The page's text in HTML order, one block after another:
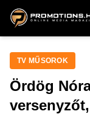
ZENE,
TV MŰSOROK
Ördög